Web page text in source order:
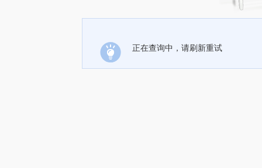
正在查询中，请刷新重试